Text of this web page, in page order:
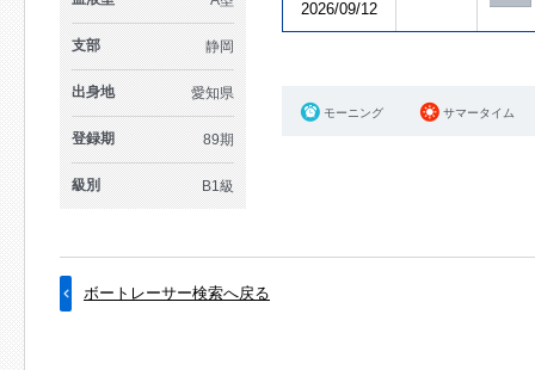
支部 静岡
出身地 愛知県
登録期 89期
級別 B1級
2026/09/12
モーニング サマータイム
ボートレーサー検索へ戻る